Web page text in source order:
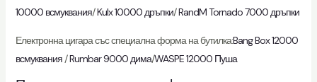
10000 всмуквания/Kulx 10000 дръпки/RandM Tornado 7000 дръпки
Електронна цигара със специална форма на бутилка:Bang Box 12000
всмуквания/Rumbar 9000 дима/WASPE 12000 Пуша